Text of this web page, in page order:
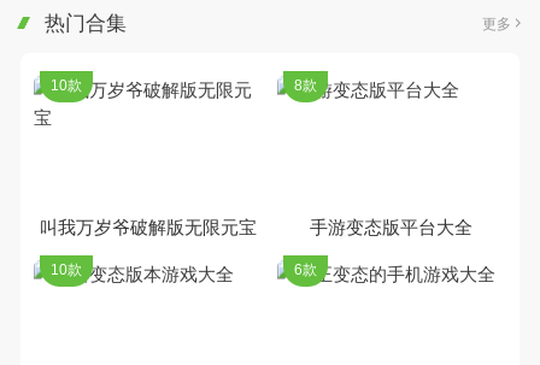
热门合集 更多
叫我万岁爷破解版无限元宝
10款
手游变态版平台大全
8款
10款 6款